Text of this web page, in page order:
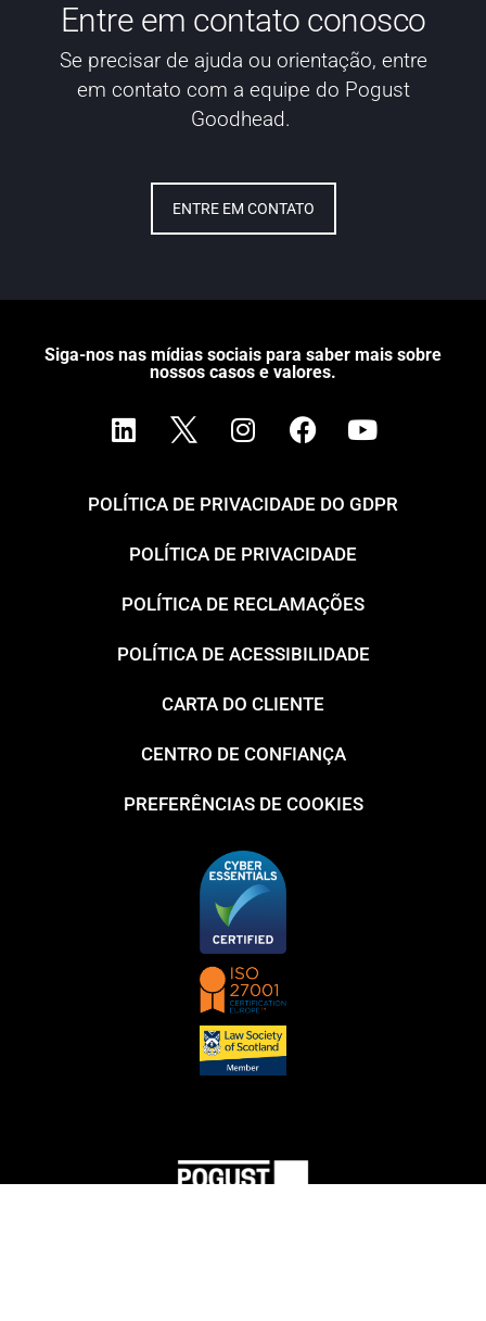
Entre em contato conosco
Se precisar de ajuda ou orientação, entre
em contato com a equipe do Pogust
Goodhead.
ENTRE EM CONTATO
Siga-nos nas mídias sociais para saber mais sobre
nossos casos e valores.
POLÍTICA DE PRIVACIDADE DO GDPR
POLÍTICA DE PRIVACIDADE
POLÍTICA DE RECLAMAÇÕES
POLÍTICA DE ACESSIBILIDADE
CARTA DO CLIENTE
CENTRO DE CONFIANÇA
PREFERÊNCIAS DE COOKIES